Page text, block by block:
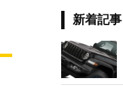
新着記事